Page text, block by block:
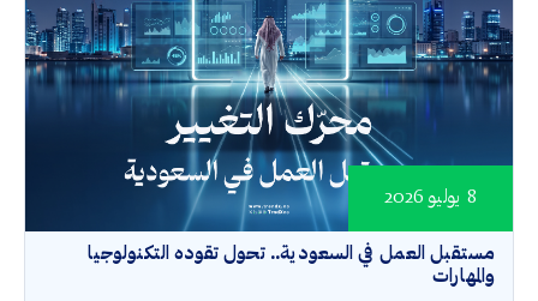
مستقبل العمل في السعودية.. تحول تقوده التكنولوجيا
والمهارات
8 يوليو 2026